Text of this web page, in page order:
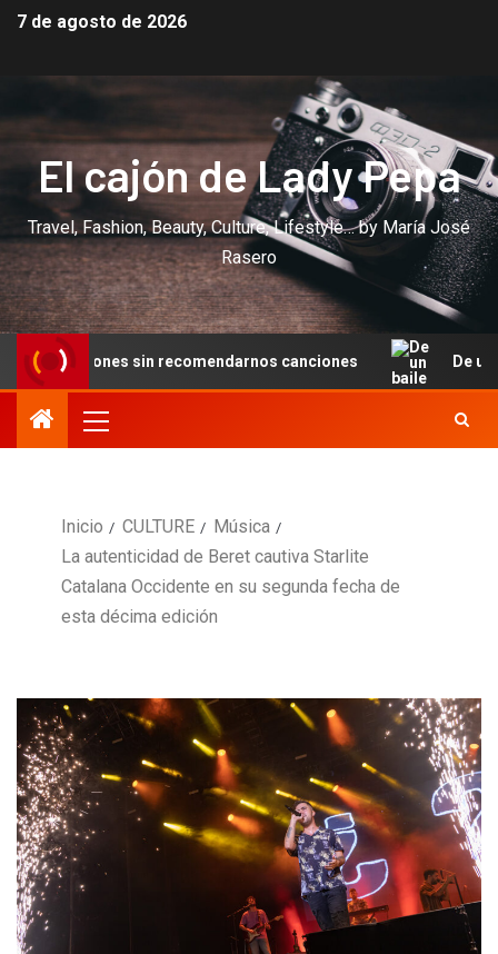
7 de agosto de 2026
El cajón de Lady Pepa
Travel, Fashion, Beauty, Culture, Lifestyle… by María José
Rasero
recomendarnos canciones De un baile en Cannes
Inicio CULTURE
Música
La autenticidad de Beret cautiva Starlite
Catalana Occidente en su segunda fecha de
esta décima edición